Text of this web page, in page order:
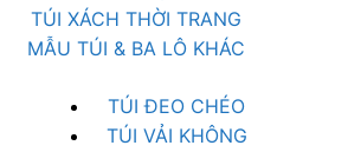
TÚI XÁCH THỜI TRANG
MẪU TÚI & BA LÔ KHÁC
TÚI ĐEO CHÉO
TÚI VẢI KHÔNG